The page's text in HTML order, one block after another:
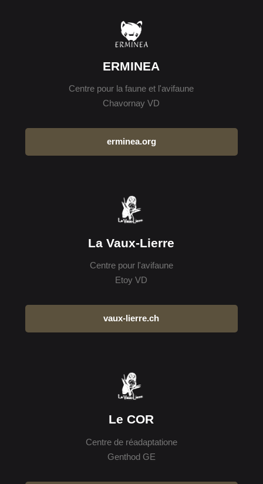
ERMINEA
Centre pour la faune et l'avifaune
Chavornay VD
erminea.org
La Vaux-Lierre
Centre pour l'avifaune
Etoy VD
vaux-lierre.ch
Le COR
Centre de réadaptatione
Genthod GE